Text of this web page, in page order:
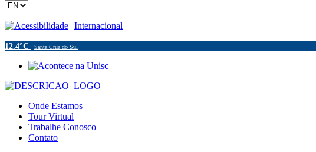
Acessibilidade Internacional
12.4°C Santa Cruz do Sul
Onde Estamos
Tour Virtual
Trabalhe Conosco
Contato